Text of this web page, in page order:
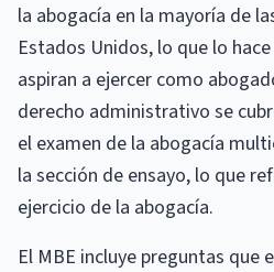
la abogacía en la mayoría de
Estados Unidos, lo que lo
aspiran a ejercer como
derecho administrativo se
el examen de la abogacía
la sección de ensayo, lo que
ejercicio de la abogacía.
El MBE incluye preguntas que